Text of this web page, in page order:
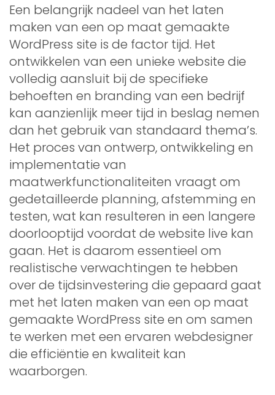
Een belangrijk nadeel van het laten
maken van een op maat gemaakte
WordPress site is de factor tijd. Het
ontwikkelen van een unieke website die
volledig aansluit bij de specifieke
behoeften en branding van een bedrijf
kan aanzienlijk meer tijd in beslag nemen
dan het gebruik van standaard thema’s.
Het proces van ontwerp, ontwikkeling en
implementatie van
maatwerkfunctionaliteiten vraagt om
gedetailleerde planning, afstemming en
testen, wat kan resulteren in een langere
doorlooptijd voordat de website live kan
gaan. Het is daarom essentieel om
realistische verwachtingen te hebben
over de tijdsinvestering die gepaard gaat
met het laten maken van een op maat
gemaakte WordPress site en om samen
te werken met een ervaren webdesigner
die efficiëntie en kwaliteit kan
waarborgen.